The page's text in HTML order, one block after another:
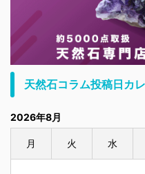
天然石コラム投稿日カ
2026年8月
月 火 水